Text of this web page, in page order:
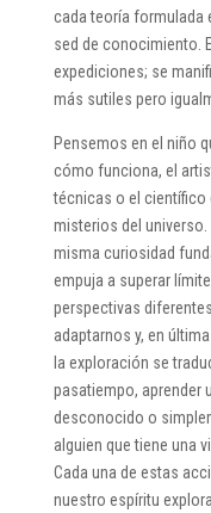
cada teoría formulada
sed de conocimiento.
expediciones; se
más sutiles pero
Pensemos en el niño
cómo funciona, el
técnicas o el científico
misterios del
misma curiosidad
empuja a superar
perspectivas
adaptarnos y, en
la exploración se
pasatiempo, aprender
desconocido o
alguien que tiene una
Cada una de estas
nuestro espíritu